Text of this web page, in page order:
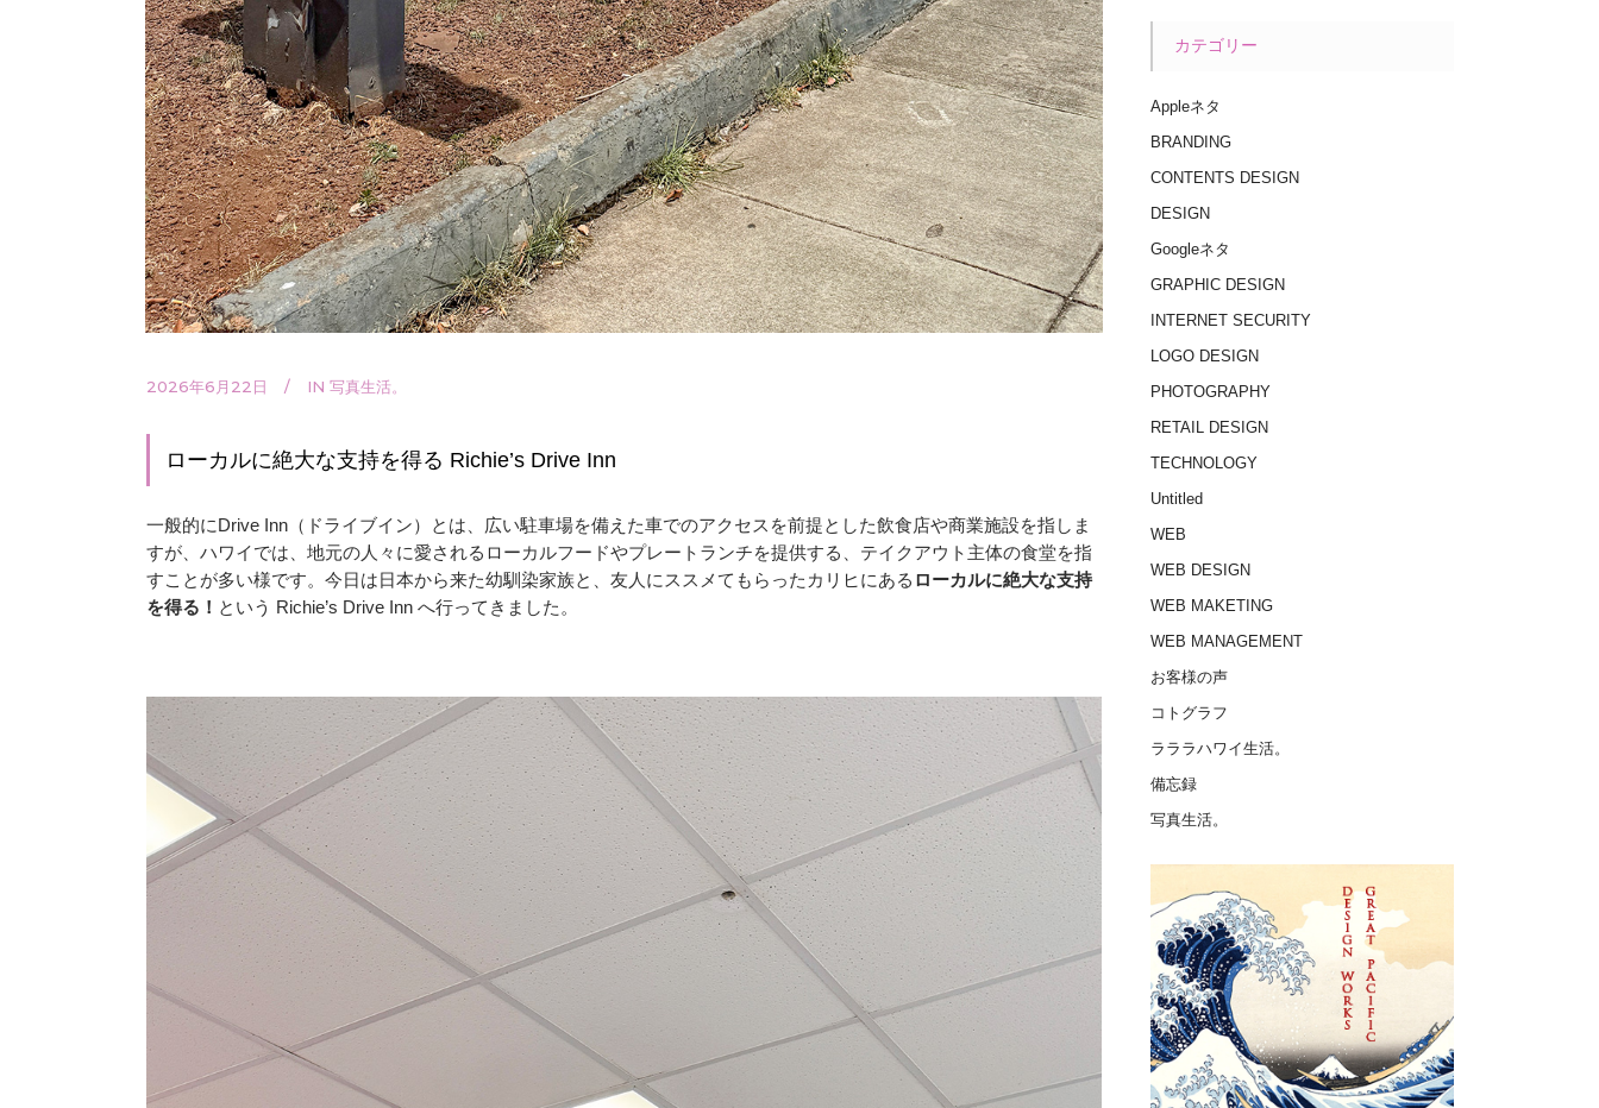
2026年6月22日 IN 写真生活。
ローカルに絶大な支持を得る Richie’s Drive Inn
一般的にDrive Inn（ドライブイン）とは、広い駐車場を備えた車でのアクセスを前提とした飲食店や商業施設を指しま
すが、ハワイでは、地元の人々に愛されるローカルフードやプレートランチを提供する、テイクアウト主体の食堂を指
すことが多い様です。今日は日本から来た幼馴染家族と、友人にススメてもらったカリヒにある ローカルに絶大な支持
を得る！ という Richie’s Drive Inn へ行ってきました。
カテゴリー
Appleネタ
BRANDING
CONTENTS DESIGN
DESIGN
Googleネタ
GRAPHIC DESIGN
INTERNET SECURITY
LOGO DESIGN
PHOTOGRAPHY
RETAIL DESIGN
TECHNOLOGY
Untitled
WEB
WEB DESIGN
WEB MAKETING
WEB MANAGEMENT
お客様の声
コトグラフ
ラララハワイ生活。
備忘録
写真生活。